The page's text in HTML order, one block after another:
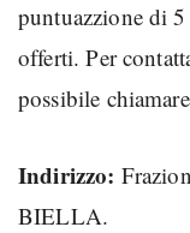
puntuazzione di
offerti. Per
possibile
Indirizzo:
BIELLA.